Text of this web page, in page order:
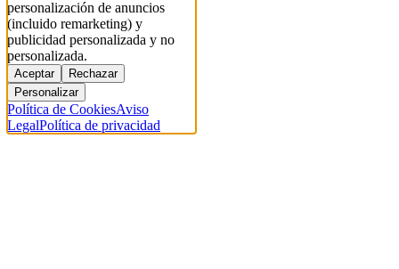
personalización de anuncios
(incluido remarketing) y
publicidad personalizada y no
personalizada.
Aceptar
Rechazar
Personalizar
Política de CookiesAviso
LegalPolítica de privacidad